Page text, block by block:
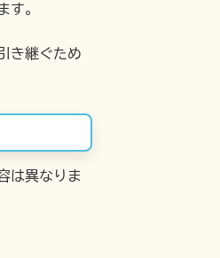
す。
き継ぐため
は異なりま